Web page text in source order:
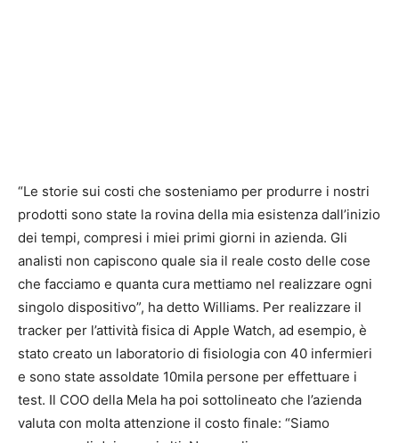
“Le storie sui costi che sosteniamo per produrre i nostri
prodotti sono state la rovina della mia esistenza dall’inizio
dei tempi, compresi i miei primi giorni in azienda. Gli
analisti non capiscono quale sia il reale costo delle cose
che facciamo e quanta cura mettiamo nel realizzare ogni
singolo dispositivo”, ha detto Williams. Per realizzare il
tracker per l’attività fisica di Apple Watch, ad esempio, è
stato creato un laboratorio di fisiologia con 40 infermieri
e sono state assoldate 10mila persone per effettuare i
test. Il COO della Mela ha poi sottolineato che l’azienda
valuta con molta attenzione il costo finale: “Siamo